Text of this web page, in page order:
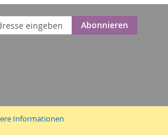
Informationen
Abonnieren